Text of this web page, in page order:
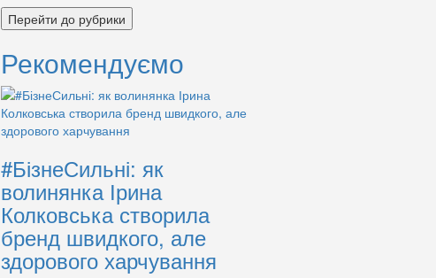
Перейти до рубрики
Рекомендуємо
#БізнеСильні: як
волинянка Ірина
Колковська створила
бренд швидкого, але
здорового харчування